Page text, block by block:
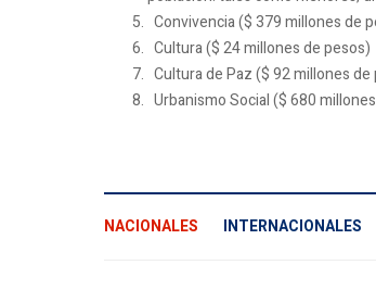
Convivencia ($ 379 millones de
Cultura ($ 24 millones de pesos)
Cultura de Paz ($ 92 millones
Urbanismo Social ($ 680
NACIONALES INTERNACIONALES